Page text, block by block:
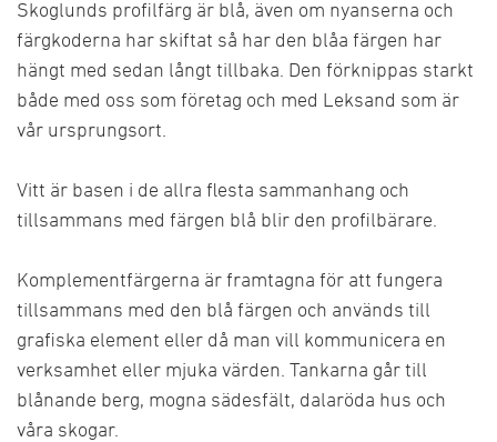
Skoglunds profilfärg är blå, även om nyanserna och
färgkoderna har skiftat så har den blåa färgen har
hängt med sedan långt tillbaka. Den förknippas starkt
både med oss som företag och med Leksand som är
vår ursprungsort.
Vitt är basen i de allra flesta sammanhang och
tillsammans med färgen blå blir den profilbärare.
Komplementfärgerna är framtagna för att fungera
tillsammans med den blå färgen och används till
grafiska element eller då man vill kommunicera en
verksamhet eller mjuka värden. Tankarna går till
blånande berg, mogna sädesfält, dalaröda hus och
våra skogar.